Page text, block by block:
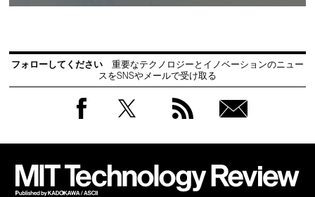
フォローしてください
重要なテクノロジーとイノベーションのニュー
スをSNSやメールで受け取る